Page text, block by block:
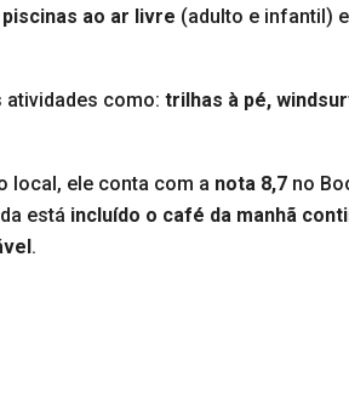
piscinas ao ar livre (adulto e infantil)
atividades como: trilhas à pé,
local, ele conta com a nota 8,7 no
está incluído o café da manhã
.